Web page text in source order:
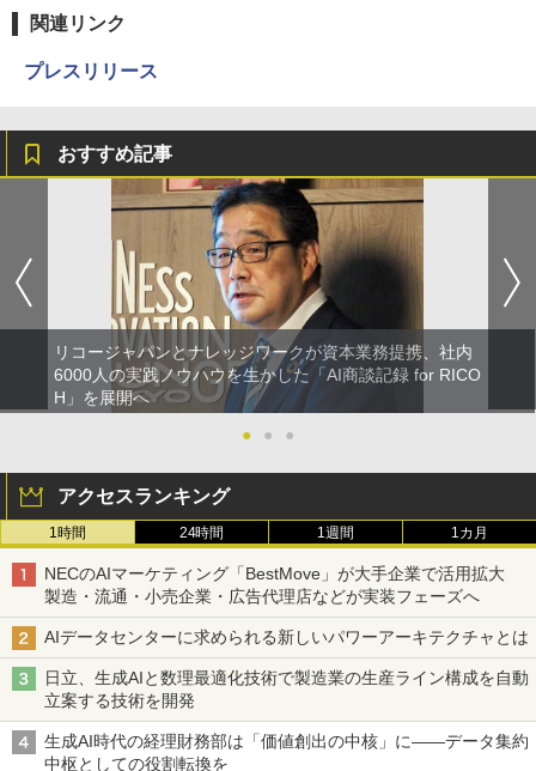
関連リンク
プレスリリース
おすすめ記事
リコージャパンとナレッジワークが資本業務提携、社内
6000人の実践ノウハウを生かした「AI商談記録 for RICO
H」を展開へ
●
● ●
アクセスランキング
1時間 24時間 1週間 1カ月
NECのAIマーケティング「BestMove」が大手企業で活用拡大
製造・流通・小売企業・広告代理店などが実装フェーズへ
AIデータセンターに求められる新しいパワーアーキテクチャとは
日立、生成AIと数理最適化技術で製造業の生産ライン構成を自動
立案する技術を開発
生成AI時代の経理財務部は「価値創出の中核」に――データ集約
中枢としての役割転換を